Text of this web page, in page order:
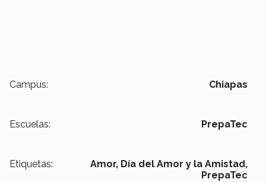
Campus: Chiapas
Escuelas: PrepaTec
Etiquetas: Amor, Día del Amor y la Amistad,
PrepaTec